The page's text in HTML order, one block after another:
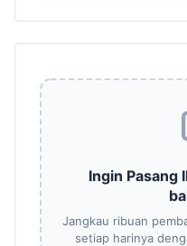
Ingin Pasang
Jangkau ribuan
setiap harinya